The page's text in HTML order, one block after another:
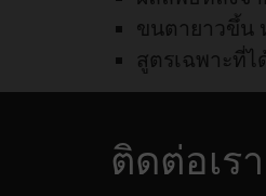
ขนตายาวขึ้น
สูตรเฉพาะที่
ติดต่อเรา